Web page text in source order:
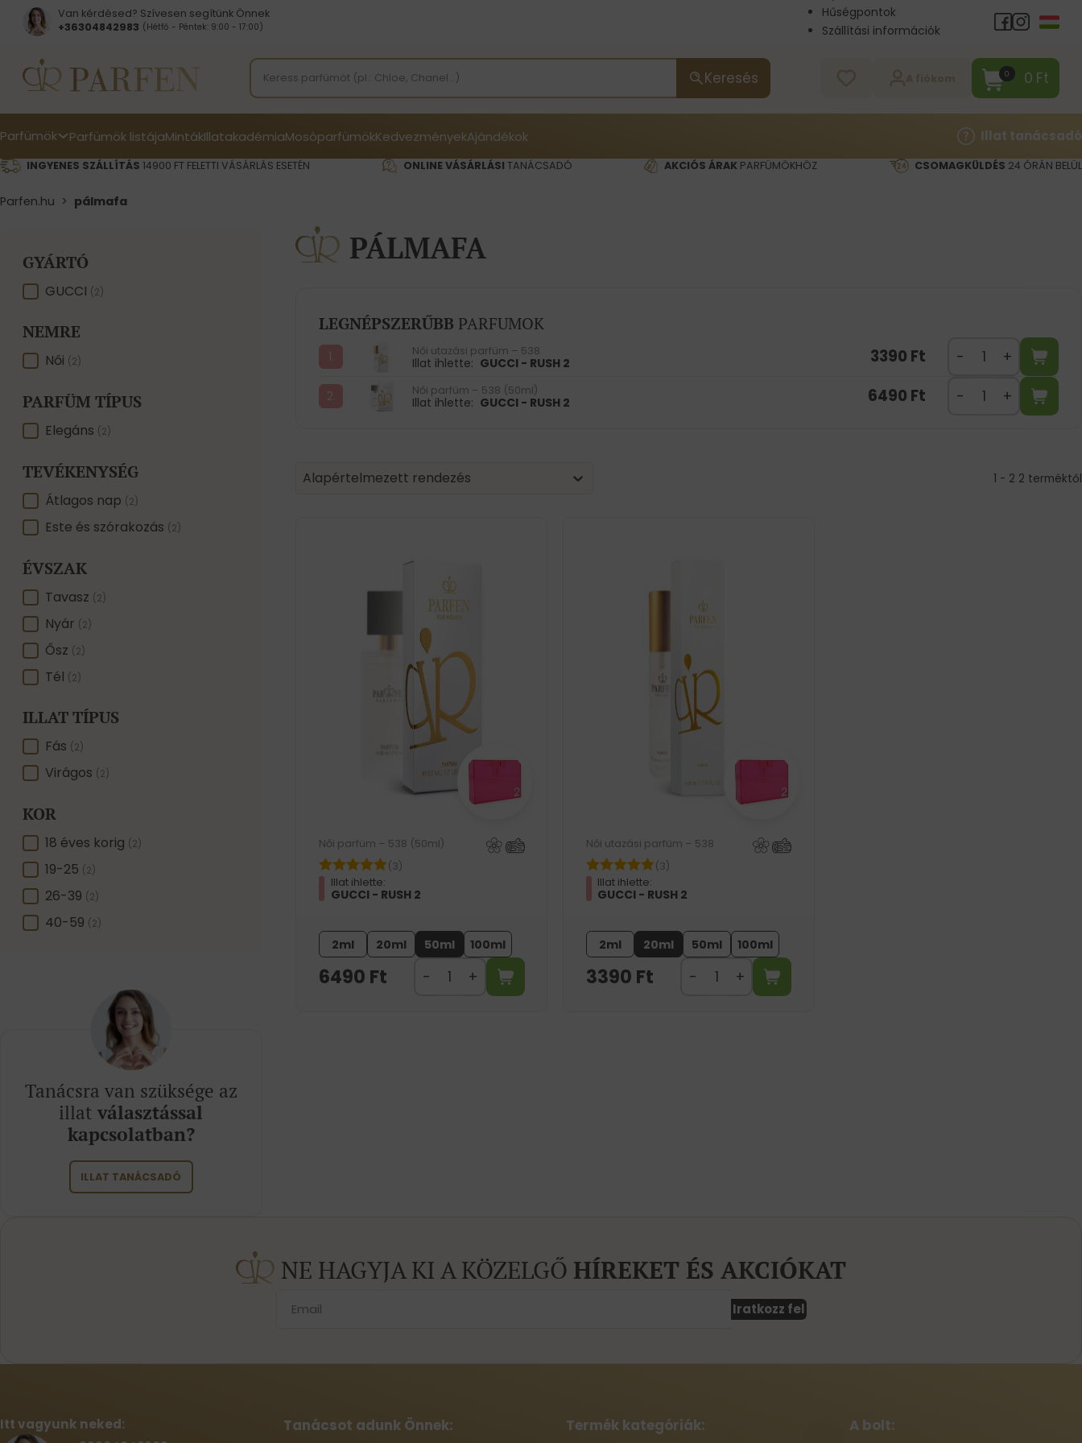
Van kérdésed? Szívesen segítünk Önnek
+36304842983 (Hétfő - Péntek: 9:00 - 17:00)
Hűségpontok
Szállítási információk
Keresés 0 0 Ft
Parfümök Parfümök listájaMintákIllatakadémiaMosóparfümökKedvezményekAjándékok Illat tanácsadó
INGYENES SZÁLLÍTÁS 14900 FT FELETTI VÁSÁRLÁS ESETÉN ONLINE VÁSÁRLÁSI TANÁCSADÓ AKCIÓS ÁRAKPARFÜMÖKHÖZ CSOMAGKÜLDÉS 24 ÓRÁN BELÜL
Parfen.hu > pálmafa
GYÁRTÓ
GYÁRTÓ
GUCCI (2)
NEMRE
NEMRE
Női (2)
PARFÜM TÍPUS
PARFÜM TÍPUS
Elegáns (2)
TEVÉKENYSÉG
TEVÉKENYSÉG
Átlagos nap (2)
Este és szórakozás (2)
ÉVSZAK
ÉVSZAK
Tavasz (2)
Nyár (2)
Ősz (2)
Tél (2)
ILLAT TÍPUS
ILLAT TÍPUS
Fás (2)
Virágos (2)
KOR
KOR18 éves korig (2)
19-25 (2)
26-39 (2)
40-59 (2)
Tanácsra van szüksége az
illatválasztással
kapcsolatban?
ILLAT TANÁCSADÓ
PÁLMAFA
LEGNÉPSZERŰBB PARFUMOK
Női utazási parfüm – 538
Illat ihlette: GUCCI - RUSH 2 3390 Ft
Női parfüm – 538 (50ml)
Illat ihlette: GUCCI - RUSH 2 6490 Ft
Product | Sorting
Sort content
Alapértelmezett rendezés
Sort content 1 - 2 2 terméktől
Női parfüm – 538 (50ml)
(3)
Illat ihlette:
GUCCI - RUSH 2
2ml 20ml 50ml 100ml
6490 Ft
Női utazási parfüm – 538
(3)
Illat ihlette:
GUCCI - RUSH 2
2ml 20ml 50ml 100ml
3390 Ft
NE HAGYJA KI A KÖZELGŐ HÍREKET ÉS AKCIÓKAT
Iratkozz fel
Itt vagyunk neked:
Tanácsot adunk Önnek: Termék kategóriák: A bolt: